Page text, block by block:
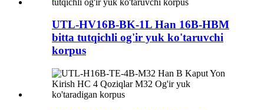
UTL-HV16B-BK-1L Han 16B-HBM
bitta tutqichli og'ir yuk ko'taruvchi
korpus